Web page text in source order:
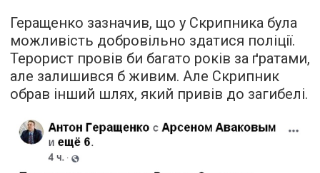
Геращенко зазначив, що у Скрипника була
можливість добровільно здатися поліції.
Терорист провів би багато років за ґратами,
але залишився б живим. Але Скрипник
обрав інший шлях, який привів до загибелі.